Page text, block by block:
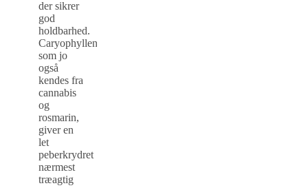
der sikrer
god
holdbarhed.
Caryophyllen,
som jo
også
kendes fra
cannabis
og
rosmarin,
giver en
let
peberkrydret
nærmest
træagtig